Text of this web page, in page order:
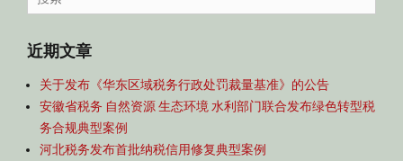
航
for:
近期文章
关于发布《华东区域税务行政处罚裁量基准》的公告
安徽省税务 自然资源 生态环境 水利部门联合发布绿色转型税
务合规典型案例
河北税务发布首批纳税信用修复典型案例